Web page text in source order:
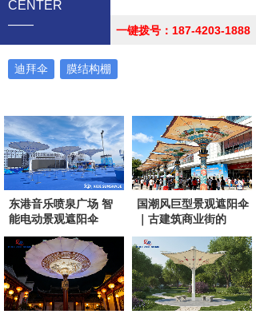
CENTER
——
案例中心
一键拨号：187-4203-1888
迪拜伞 膜结构棚
东港音乐喷泉广场 智
能电动景观遮阳伞
国潮风巨型景观遮阳伞
｜古建筑商业街的